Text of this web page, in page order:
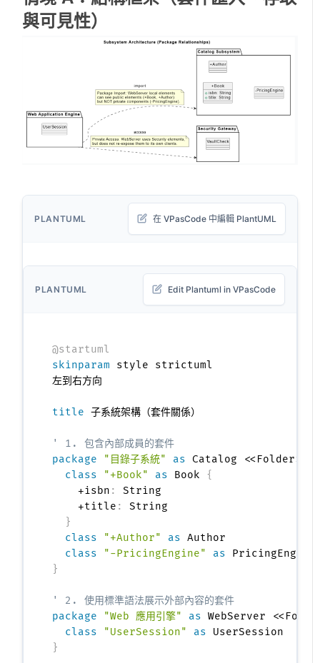
與可見性）
PLANTUML 在 VPasCode 中編輯 PlantUML
PLANTUML Edit Plantuml in VPasCode
@startuml
skinparam style strictuml
左到右方向
title 子系統架構（套件關係）
' 1. 包含內部成員的套件
package
"目錄子系統" as Catalog <<Folder>>
class
"+Book" as Book {
    +isbn
:
String
    +title
:
String
}
class
"+Author" as Author
class
"-PricingEngine" as
}
' 2. 使用標準語法展示外部內容的套件
package
"Web 應用引擎" as WebServer
class
"UserSession" as
}